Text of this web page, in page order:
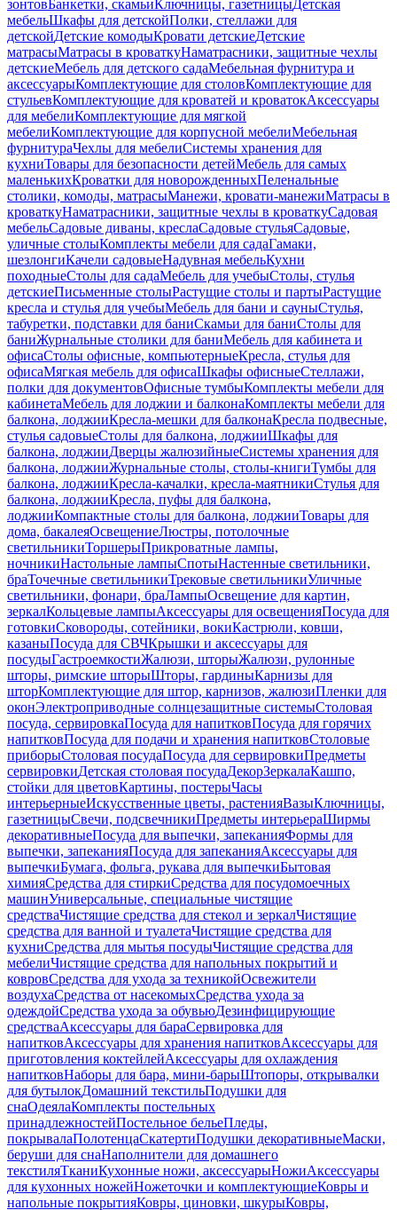
зонтовБанкетки, скамьиКлючницы, газетницыДетская
мебельШкафы для детскойПолки, стеллажи для
детскойДетские комодыКровати детскиеДетские
матрасыМатрасы в кроваткуНаматрасники, защитные чехлы
детскиеМебель для детского садаМебельная фурнитура и
аксессуарыКомплектующие для столовКомплектующие для
стульевКомплектующие для кроватей и кроватокАксессуары
для мебелиКомплектующие для мягкой
мебелиКомплектующие для корпусной мебелиМебельная
фурнитураЧехлы для мебелиСистемы хранения для
кухниТовары для безопасности детейМебель для самых
маленькихКроватки для новорожденныхПеленальные
столики, комоды, матрасыМанежи, кровати-манежиМатрасы в
кроваткуНаматрасники, защитные чехлы в кроваткуСадовая
мебельСадовые диваны, креслаСадовые стульяСадовые,
уличные столыКомплекты мебели для садаГамаки,
шезлонгиКачели садовыеНадувная мебельКухни
походныеСтолы для садаМебель для учебыСтолы, стулья
детскиеПисьменные столыРастущие столы и партыРастущие
кресла и стулья для учебыМебель для бани и сауныСтулья,
табуретки, подставки для баниСкамьи для баниСтолы для
баниЖурнальные столики для баниМебель для кабинета и
офисаСтолы офисные, компьютерныеКресла, стулья для
офисаМягкая мебель для офисаШкафы офисныеСтеллажи,
полки для документовОфисные тумбыКомплекты мебели для
кабинетаМебель для лоджии и балконаКомплекты мебели для
балкона, лоджииКресла-мешки для балконаКресла подвесные,
стулья садовыеСтолы для балкона, лоджииШкафы для
балкона, лоджииДверцы жалюзийныеСистемы хранения для
балкона, лоджииЖурнальные столы, столы-книгиТумбы для
балкона, лоджииКресла-качалки, кресла-маятникиСтулья для
балкона, лоджииКресла, пуфы для балкона,
лоджииКомпактные столы для балкона, лоджииТовары для
дома, бакалеяОсвещениеЛюстры, потолочные
светильникиТоршерыПрикроватные лампы,
ночникиНастольные лампыСпотыНастенные светильники,
браТочечные светильникиТрековые светильникиУличные
светильники, фонари, браЛампыОсвещение для картин,
зеркалКольцевые лампыАксессуары для освещенияПосуда для
готовкиСковороды, сотейники, вокиКастрюли, ковши,
казаныПосуда для СВЧКрышки и аксессуары для
посудыГастроемкостиЖалюзи, шторыЖалюзи, рулонные
шторы, римские шторыШторы, гардиныКарнизы для
шторКомплектующие для штор, карнизов, жалюзиПленки для
оконЭлектроприводные солнцезащитные системыСтоловая
посуда, сервировкаПосуда для напитковПосуда для горячих
напитковПосуда для подачи и хранения напитковСтоловые
приборыСтоловая посудаПосуда для сервировкиПредметы
сервировкиДетская столовая посудаДекорЗеркалаКашпо,
стойки для цветовКартины, постерыЧасы
интерьерныеИскусственные цветы, растенияВазыКлючницы,
газетницыСвечи, подсвечникиПредметы интерьераШирмы
декоративныеПосуда для выпечки, запеканияФормы для
выпечки, запеканияПосуда для запеканияАксессуары для
выпечкиБумага, фольга, рукава для выпечкиБытовая
химияСредства для стиркиСредства для посудомоечных
машинУниверсальные, специальные чистящие
средстваЧистящие средства для стекол и зеркалЧистящие
средства для ванной и туалетаЧистящие средства для
кухниСредства для мытья посудыЧистящие средства для
мебелиЧистящие средства для напольных покрытий и
ковровСредства для ухода за техникойОсвежители
воздухаСредства от насекомыхСредства ухода за
одеждойСредства ухода за обувьюДезинфицирующие
средстваАксессуары для бараСервировка для
напитковАксессуары для хранения напитковАксессуары для
приготовления коктейлейАксессуары для охлаждения
напитковНаборы для бара, мини-барыШтопоры, открывалки
для бутылокДомашний текстильПодушки для
снаОдеялаКомплекты постельных
принадлежностейПостельное бельеПледы,
покрывалаПолотенцаСкатертиПодушки декоративныеМаски,
беруши для снаНаполнители для домашнего
текстиляТканиКухонные ножи, аксессуарыНожиАксессуары
для кухонных ножейНожеточки и комплектующиеКовры и
напольные покрытияКовры, циновки, шкурыКовры,